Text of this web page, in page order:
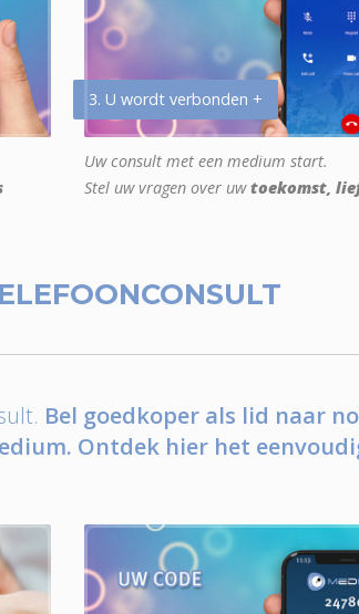
3. U wordt verbonden +
Uw consult met een medium start.
Stel uw vragen over uwtoekomst,
Bel goedkoper als lid naar
Ontdek hier het